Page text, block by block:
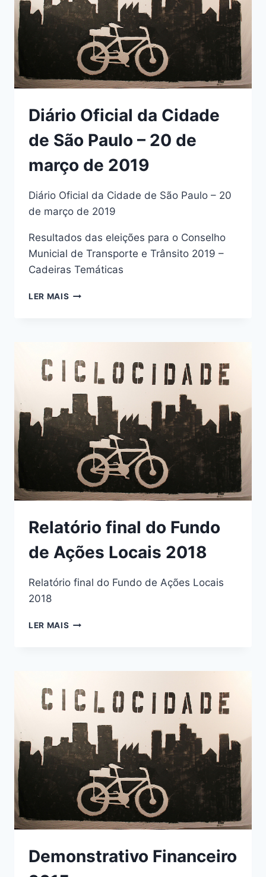
ABRIL
DE
2019
Diário Oficial da Cidade
de São Paulo – 20 de
março de 2019
Diário Oficial da Cidade de São Paulo – 20
de março de 2019
Resultados das eleições para o Conselho
Municial de Transporte e Trânsito 2019 –
Cadeiras Temáticas
LER MAIS DIÁRIO
PAULO
20
DE
MARÇO
DE
2019
Relatório final do Fundo
de Ações Locais 2018
Relatório final do Fundo de Ações Locais
2018
LER MAIS RELATÓRIO
LOCAIS
2018
Demonstrativo Financeiro